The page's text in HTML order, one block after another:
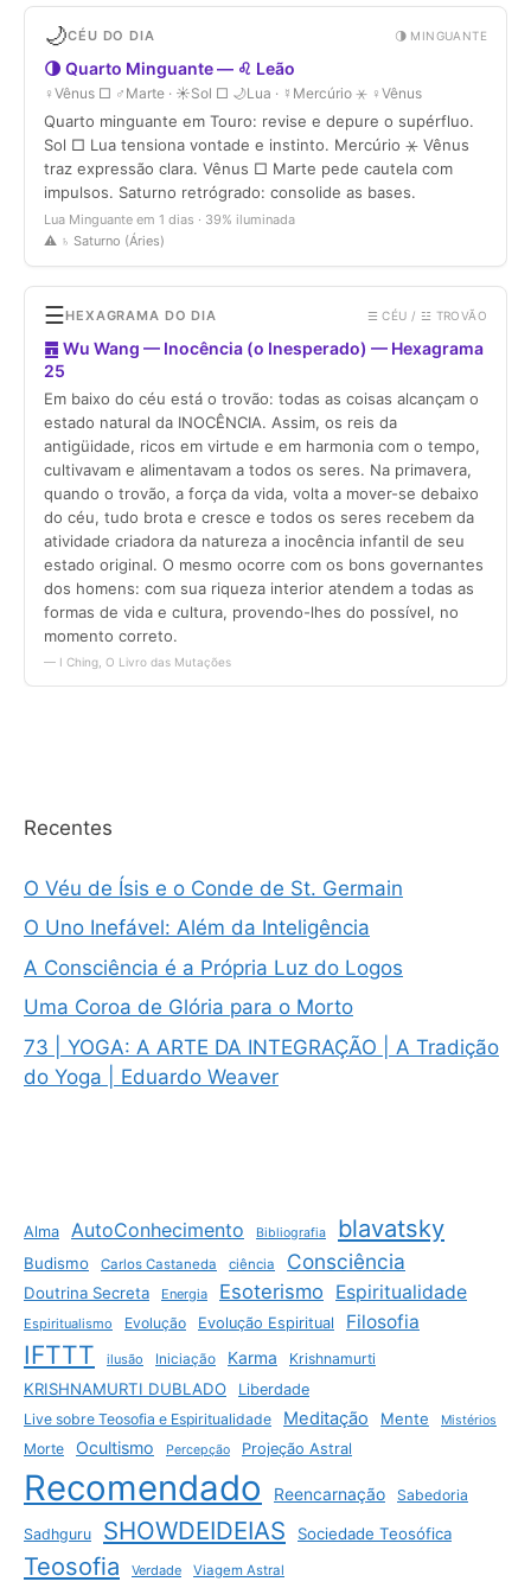
Recentes
O Véu de Ísis e o Conde de St. Germain
O Uno Inefável: Além da Inteligência
A Consciência é a Própria Luz do Logos
Uma Coroa de Glória para o Morto
73 | YOGA: A ARTE DA INTEGRAÇÃO | A Tradição
do Yoga | Eduardo Weaver
Alma AutoConhecimento Bibliografia blavatsky
Budismo Carlos Castaneda ciência Consciência
Doutrina Secreta Energia Esoterismo Espiritualidade
Espiritualismo Evolução Evolução Espiritual Filosofia
IFTTT ilusão Iniciação Karma Krishnamurti
KRISHNAMURTI DUBLADO
Liberdade
Live sobre Teosofia e Espiritualidade
Meditação Mente Mistérios
Morte Ocultismo Percepção Projeção Astral
Recomendado Reencarnação Sabedoria
Sadhguru SHOWDEIDEIAS Sociedade Teosófica
Teosofia Verdade Viagem Astral